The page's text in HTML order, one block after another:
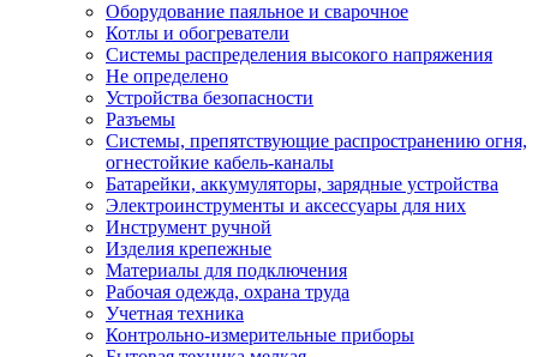
Оборудование паяльное и сварочное
Котлы и обогреватели
Системы распределения высокого напряжения
Не определено
Устройства безопасности
Разъемы
Системы, препятствующие распространению огня,
огнестойкие кабель-каналы
Батарейки, аккумуляторы, зарядные устройства
Электроинструменты и аксессуары для них
Инструмент ручной
Изделия крепежные
Материалы для подключения
Рабочая одежда, охрана труда
Учетная техника
Контрольно-измерительные приборы